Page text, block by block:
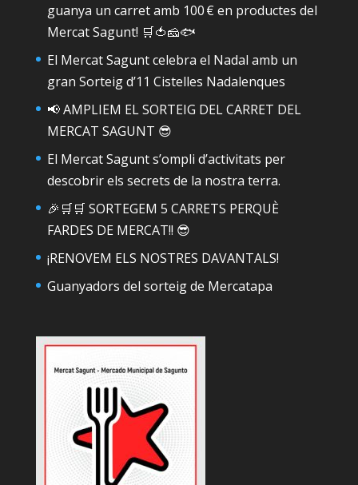
guanya un carret amb 100 € en productes del
Mercat Sagunt! 🛒🍅🧀🐟
El Mercat Sagunt celebra el Nadal amb un
gran Sorteig d’11 Cistelles Nadalenques
📢 AMPLIEM EL SORTEIG DEL CARRET DEL
MERCAT SAGUNT 😎
El Mercat Sagunt s’ompli d’activitats per
descobrir els secrets de la nostra terra.
🎉🛒🛒 SORTEGEM 5 CARRETS PERQUÈ
FARDES DE MERCAT!! 😎
¡RENOVEM ELS NOSTRES DAVANTALS!
Guanyadors del sorteig de Mercatapa